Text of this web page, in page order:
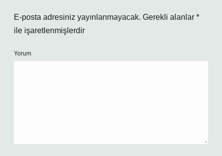
E-posta adresiniz yayınlanmayacak. Gerekli alanlar *
ile işaretlenmişlerdir
Yorum